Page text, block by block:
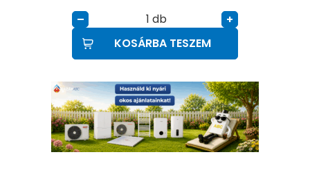
– db
+
KOSÁRBA TESZEM